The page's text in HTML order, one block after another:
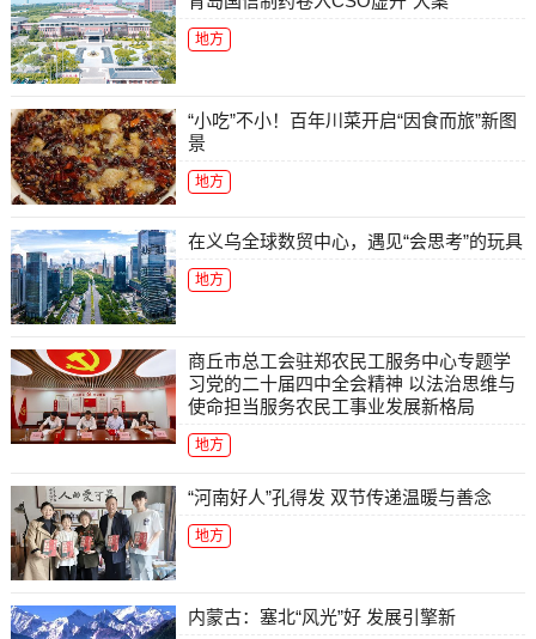
地方
“小吃”不小！百年川菜开启“因食而旅”新图
景
地方
在义乌全球数贸中心，遇见“会思考”的玩具
地方
商丘市总工会驻郑农民工服务中心专题学
习党的二十届四中全会精神 以法治思维与
使命担当服务农民工事业发展新格局
地方
“河南好人”孔得发 双节传递温暖与善念
地方
内蒙古：塞北“风光”好 发展引擎新